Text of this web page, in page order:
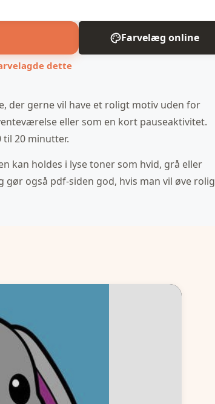
Farvelæg online
dette
der gerne vil have et roligt motiv uden for
eller som en kort pauseaktivitet.
20 minutter.
kan holdes i lyse toner som hvid, grå eller
også pdf-siden god, hvis man vil øve rolig